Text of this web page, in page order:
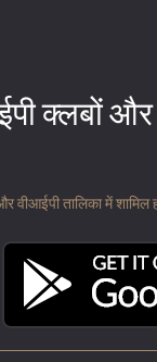
क्लबों
तालिका में शामिल